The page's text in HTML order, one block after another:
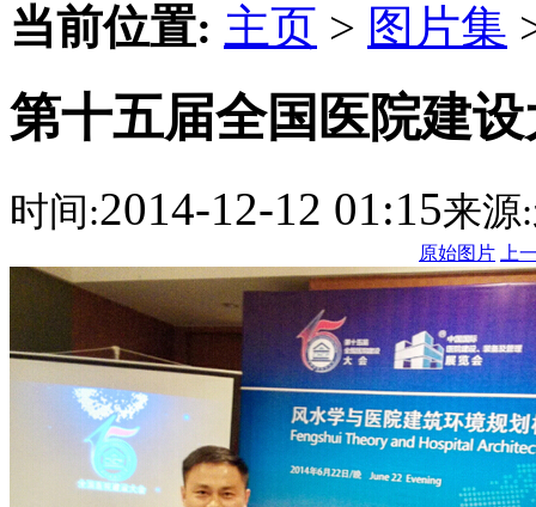
当前位置: 主页 > 图片集
第十五届全国医院建
时间:2014-12-12 01:15来源:
原始图片 上